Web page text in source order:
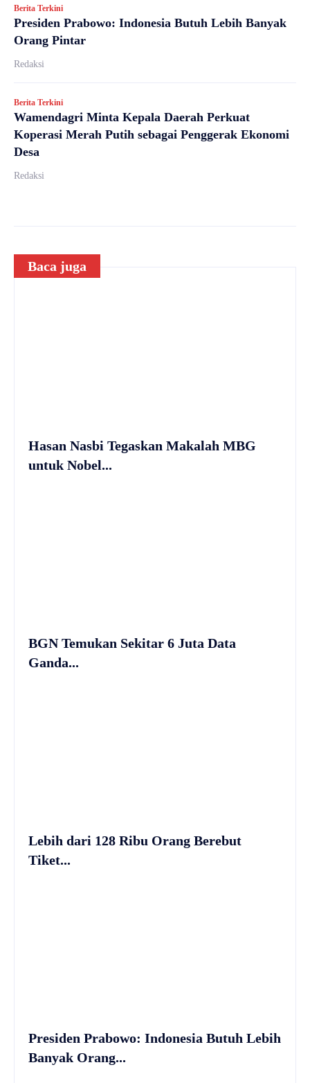
Berita Terkini
Presiden Prabowo: Indonesia Butuh Lebih Banyak
Orang Pintar
Redaksi
Berita Terkini
Wamendagri Minta Kepala Daerah Perkuat
Koperasi Merah Putih sebagai Penggerak Ekonomi
Desa
Redaksi
Baca juga
Hasan Nasbi Tegaskan Makalah MBG
untuk Nobel...
BGN Temukan Sekitar 6 Juta Data
Ganda...
Lebih dari 128 Ribu Orang Berebut
Tiket...
Presiden Prabowo: Indonesia Butuh Lebih
Banyak Orang...